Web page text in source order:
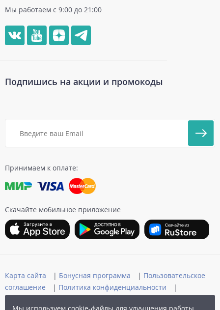
Мы работаем с 9:00 до 21:00
Принимаем к оплате:
Скачайте мобильное приложение
Подпишись на акции и промокоды
Карта сайта | Бонусная программа | Пользовательское
соглашение
| Политика конфиденциальности
|
Публичная оферта